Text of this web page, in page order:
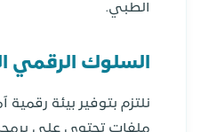
الطبي.
السلوك الرقمي
نلتزم بتوفير بيئة
ملفات تحتوي على